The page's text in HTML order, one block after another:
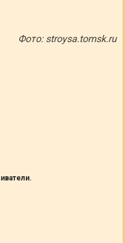
Фото: stroysa.tomsk.ru